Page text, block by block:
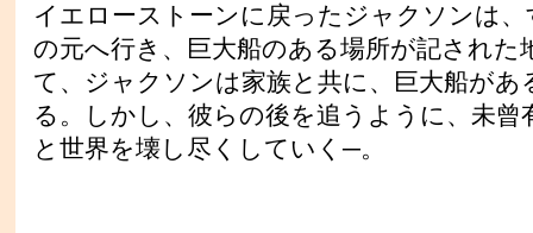
イエローストーンに戻ったジャクソンは
の元へ行き、巨大船のある場所が記された
て、ジャクソンは家族と共に、巨大船があ
る。しかし、彼らの後を追うように、未曾
と世界を壊し尽くしていく─。